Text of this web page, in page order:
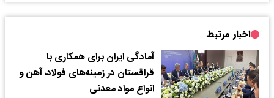
اخبار مرتبط
آمادگی ایران برای همکاری با
قراقستان در زمینه‌های فولاد، آهن و
انواع مواد معدنی